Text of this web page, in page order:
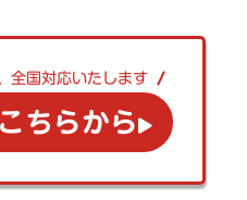
全国対応いたします
ちらから